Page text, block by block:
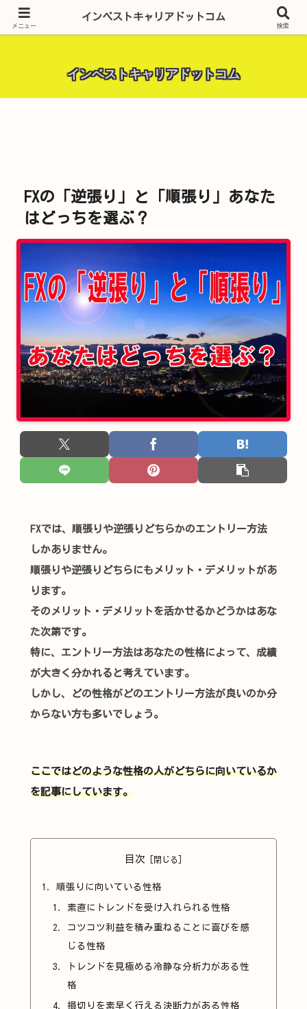
昨今話題の投資全般・金融関連全般・ＦＸトレード全般・生活に役立つ情報・
インベストキャリアドットコム
FXの「逆張り」と「順張り」あなた
はどっちを選ぶ？
FXでは、順張りや逆張りどちらかのエントリー方法
しかありません。
順張りや逆張りどちらにもメリット・デメリットがあ
ります。
そのメリット・デメリットを活かせるかどうかはあな
た次第です。
特に、エントリー方法はあなたの性格によって、成績
が大きく分かれると考えています。
しかし、どの性格がどのエントリー方法が良いのか分
からない方も多いでしょう。
ここではどのような性格の人がどちらに向いているか
を記事にしています。
目次
順張りに向いている性格
素直にトレンドを受け入れられる性格
コツコツ利益を積み重ねることに喜びを感
じる性格
トレンドを見極める冷静な分析力がある性
格
損切りを素早く行える決断力がある性格
メニュー
インベストキャリアドットコム
検索